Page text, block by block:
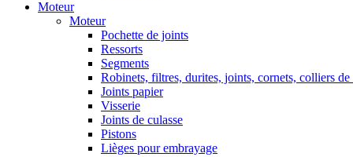
Moteur
Moteur
Pochette de joints
Ressorts
Segments
Robinets, filtres, durites, joints, cornets, colliers de
Joints papier
Visserie
Joints de culasse
Pistons
Lièges pour embrayage